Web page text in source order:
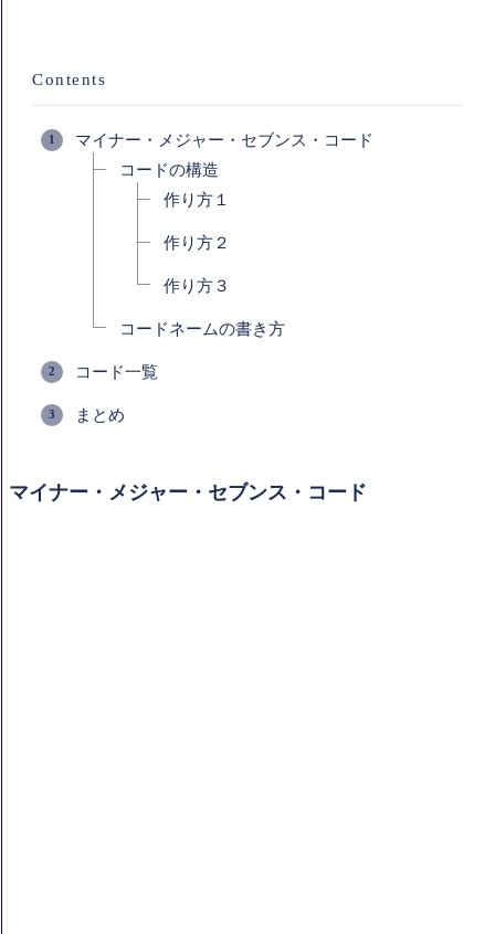
Contents
マイナー・メジャー・セブンス・コード
コードの構造
作り方１
作り方２
作り方３
コードネームの書き方
コード一覧
まとめ
マイナー・メジャー・セブンス・コード